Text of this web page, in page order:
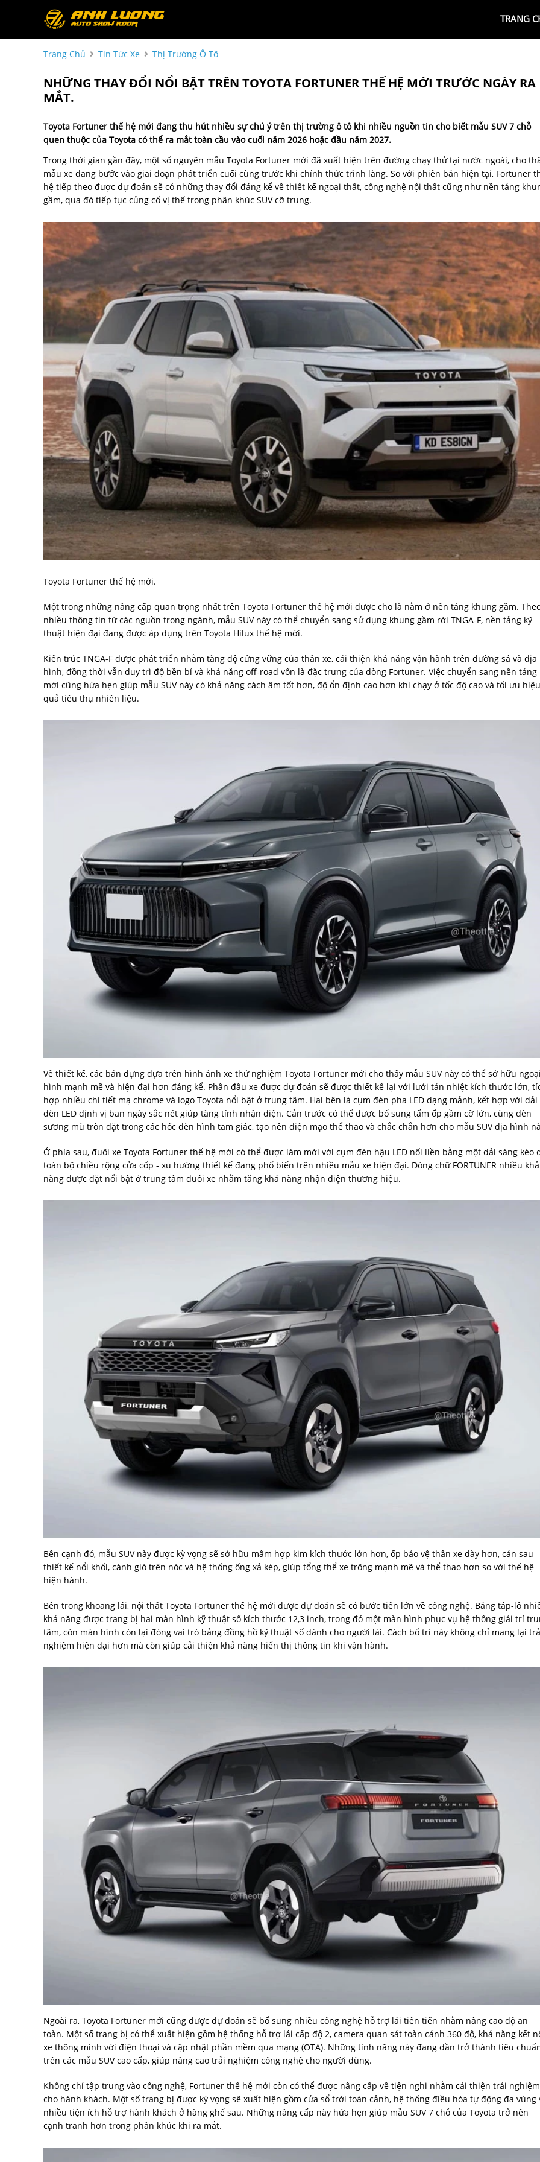
TRANG
Trang Chủ Tin Tức Xe Thị Trường Ô Tô
NHỮNG THAY ĐỔI NỔI BẬT TRÊN TOYOTA FORTUNER THẾ HỆ MỚI TRƯỚC NGÀY RA
MẮT.
Toyota Fortuner thế hệ mới đang thu hút nhiều sự chú ý trên thị trường ô tô khi nhiều nguồn tin cho biết mẫu SUV 7 chỗ
quen thuộc của Toyota có thể ra mắt toàn cầu vào cuối năm 2026 hoặc đầu năm 2027.
Trong thời gian gần đây, một số nguyên mẫu Toyota Fortuner mới đã xuất hiện trên đường chạy thử tại nước ngoài, cho
mẫu xe đang bước vào giai đoạn phát triển cuối cùng trước khi chính thức trình làng. So với phiên bản hiện tại, Fortuner
hệ tiếp theo được dự đoán sẽ có những thay đổi đáng kể về thiết kế ngoại thất, công nghệ nội thất cũng như nền tảng
gầm, qua đó tiếp tục củng cố vị thế trong phân khúc SUV cỡ trung.
Toyota Fortuner thế hệ mới.
Một trong những nâng cấp quan trọng nhất trên Toyota Fortuner thế hệ mới được cho là nằm ở nền tảng khung gầm.
nhiều thông tin từ các nguồn trong ngành, mẫu SUV này có thể chuyển sang sử dụng khung gầm rời TNGA-F, nền tảng kỹ
thuật hiện đại đang được áp dụng trên Toyota Hilux thế hệ mới.
Kiến trúc TNGA-F được phát triển nhằm tăng độ cứng vững của thân xe, cải thiện khả năng vận hành trên đường sá và địa
hình, đồng thời vẫn duy trì độ bền bỉ và khả năng off-road vốn là đặc trưng của dòng Fortuner. Việc chuyển sang nền tảng
mới cũng hứa hẹn giúp mẫu SUV này có khả năng cách âm tốt hơn, độ ổn định cao hơn khi chạy ở tốc độ cao và tối ưu hiệu
quả tiêu thụ nhiên liệu.
Về thiết kế, các bản dựng dựa trên hình ảnh xe thử nghiệm Toyota Fortuner mới cho thấy mẫu SUV này có thể sở hữu
hình mạnh mẽ và hiện đại hơn đáng kể. Phần đầu xe được dự đoán sẽ được thiết kế lại với lưới tản nhiệt kích thước lớn,
hợp nhiều chi tiết mạ chrome và logo Toyota nổi bật ở trung tâm. Hai bên là cụm đèn pha LED dạng mảnh, kết hợp với dải
đèn LED định vị ban ngày sắc nét giúp tăng tính nhận diện. Cản trước có thể được bổ sung tấm ốp gầm cỡ lớn, cùng đèn
sương mù tròn đặt trong các hốc đèn hình tam giác, tạo nên diện mạo thể thao và chắc chắn hơn cho mẫu SUV địa hình
Ở phía sau, đuôi xe Toyota Fortuner thế hệ mới có thể được làm mới với cụm đèn hậu LED nối liền bằng một dải sáng kéo
toàn bộ chiều rộng cửa cốp - xu hướng thiết kế đang phổ biến trên nhiều mẫu xe hiện đại. Dòng chữ FORTUNER nhiều khả
năng được đặt nổi bật ở trung tâm đuôi xe nhằm tăng khả năng nhận diện thương hiệu.
Bên cạnh đó, mẫu SUV này được kỳ vọng sẽ sở hữu mâm hợp kim kích thước lớn hơn, ốp bảo vệ thân xe dày hơn, cản sau
thiết kế nổi khối, cánh gió trên nóc và hệ thống ống xả kép, giúp tổng thể xe trông mạnh mẽ và thể thao hơn so với thế hệ
hiện hành.
Bên trong khoang lái, nội thất Toyota Fortuner thế hệ mới được dự đoán sẽ có bước tiến lớn về công nghệ. Bảng táp-lô
khả năng được trang bị hai màn hình kỹ thuật số kích thước 12,3 inch, trong đó một màn hình phục vụ hệ thống giải trí
tâm, còn màn hình còn lại đóng vai trò bảng đồng hồ kỹ thuật số dành cho người lái. Cách bố trí này không chỉ mang lại
nghiệm hiện đại hơn mà còn giúp cải thiện khả năng hiển thị thông tin khi vận hành.
Ngoài ra, Toyota Fortuner mới cũng được dự đoán sẽ bổ sung nhiều công nghệ hỗ trợ lái tiên tiến nhằm nâng cao độ an
toàn. Một số trang bị có thể xuất hiện gồm hệ thống hỗ trợ lái cấp độ 2, camera quan sát toàn cảnh 360 độ, khả năng kết
xe thông minh với điện thoại và cập nhật phần mềm qua mạng (OTA). Những tính năng này đang dần trở thành tiêu
trên các mẫu SUV cao cấp, giúp nâng cao trải nghiệm công nghệ cho người dùng.
Không chỉ tập trung vào công nghệ, Fortuner thế hệ mới còn có thể được nâng cấp về tiện nghi nhằm cải thiện trải nghiệm
cho hành khách. Một số trang bị được kỳ vọng sẽ xuất hiện gồm cửa sổ trời toàn cảnh, hệ thống điều hòa tự động đa vùng
nhiều tiện ích hỗ trợ hành khách ở hàng ghế sau. Những nâng cấp này hứa hẹn giúp mẫu SUV 7 chỗ của Toyota trở nên
cạnh tranh hơn trong phân khúc khi ra mắt.